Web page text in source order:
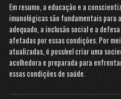
Em resumo, a educação e a
imunológicas são fundamentais para
adequado, a inclusão social e a
afetadas por essas condições. Por
atualizadas, é possível criar uma
acolhedora e preparada para
essas condições de saúde.